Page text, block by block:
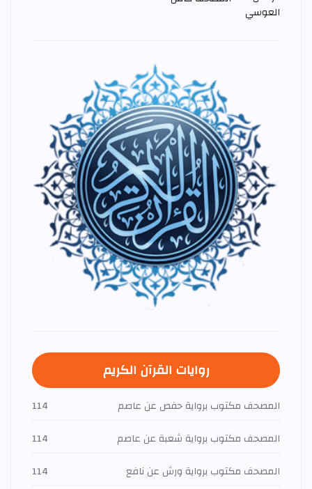
روايات القرآن الكريم
المصحف مكتوب برواية حفص عن عاصم
114
المصحف مكتوب برواية شعبة عن عاصم
114
المصحف مكتوب برواية ورش عن نافع
114